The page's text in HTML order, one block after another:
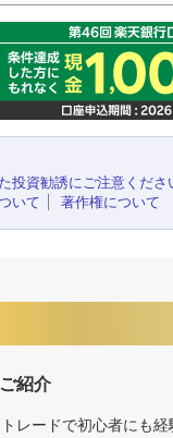
投資勧誘にご注意くださ
いて
著作権について
紹介
レードで初心者にも